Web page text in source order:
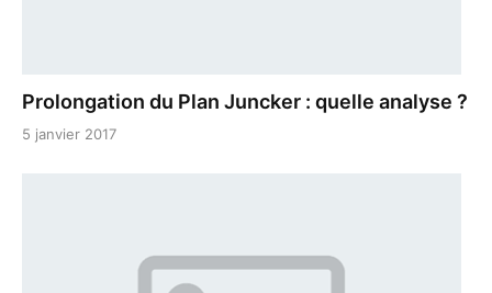
Prolongation du Plan Juncker : quelle analyse ?
5 janvier 2017